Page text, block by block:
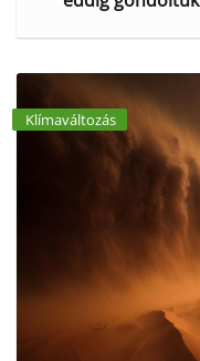
Klímaváltozás